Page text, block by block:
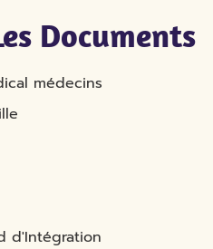
Documents
médecins
d'Intégration